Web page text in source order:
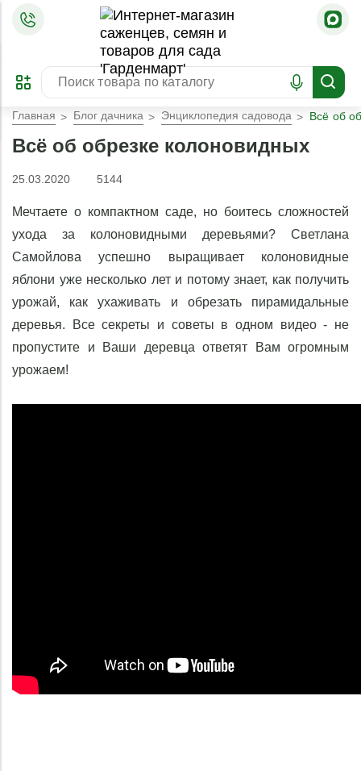
ПРЕДЗАКАЗ
ЗАБРОНИРОВАТЬ
ЛУЧШЕЕ
Главная Блог дачника Энциклопедия садовода Всё об
Всё об обрезке колоновидных
25.03.2020 5144
Мечтаете о компактном саде, но боитесь сложностей
ухода за колоновидными деревьями? Светлана
Самойлова успешно выращивает колоновидные
яблони уже несколько лет и потому знает, как получить
урожай, как ухаживать и обрезать пирамидальные
деревья. Все секреты и советы в одном видео - не
пропустите и Ваши деревца ответят Вам огромным
урожаем!